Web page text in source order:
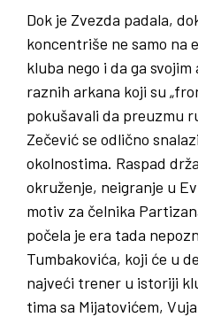
Dok je Zvezda padala,
koncentriše ne samo na
kluba nego i da ga
raznih arkana koji su
pokušavali da preuzmu
Zečević se odlično
okolnostima. Raspad
okruženje, neigranje u
motiv za čelnika
počela je era tada
Tumbakovića, koji će u
najveći trener u istoriji
tima sa Mijatovićem,